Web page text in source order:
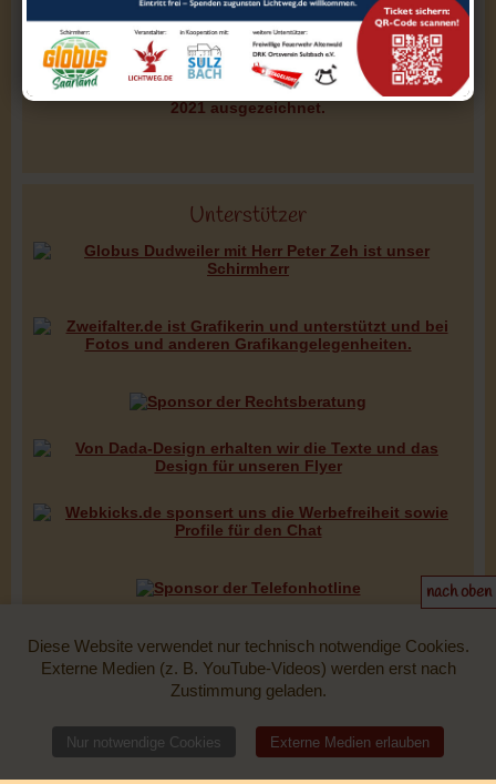
Wir wurden 2025 mit dem Vereinspreis der Sparkasse
Saarbrücken ausgezeichnet.
Wir wurden mit dem saarländischen Selbsthilfepreis
2021 ausgezeichnet.
Unterstützer
nach oben
Diese Website verwendet nur technisch notwendige Cookies.
Externe Medien (z. B. YouTube-Videos) werden erst nach
Zustimmung geladen.
Nur notwendige Cookies Externe Medien erlauben